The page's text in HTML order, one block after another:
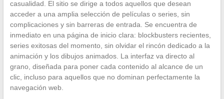
casualidad. El sitio se dirige a todos aquellos que desean
acceder a una amplia selección de películas o series, sin
complicaciones y sin barreras de entrada. Se encuentra de
inmediato en una página de inicio clara: blockbusters recientes,
series exitosas del momento, sin olvidar el rincón dedicado a la
animación y los dibujos animados. La interfaz va directo al
grano, diseñada para poner cada contenido al alcance de un
clic, incluso para aquellos que no dominan perfectamente la
navegación web.